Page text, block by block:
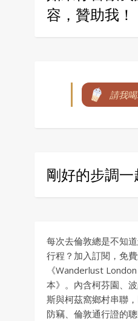
容，贊助我！
請我
剛好的步調一
每次去倫敦總是不知
行程？加入訂閱，免
《Wanderlust
本》。內含柯芬園、
斯與柯茲窩鄉村串聯，
防竊、倫敦通行證的